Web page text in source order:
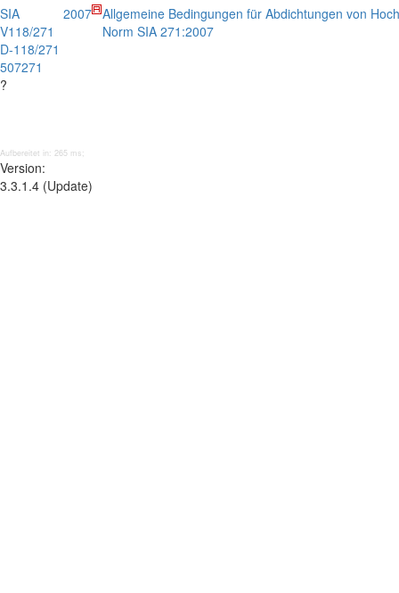
SIA
V118/271
D-118/271
507271
?
2007 Allgemeine Bedingungen für Abdichtungen von
Norm SIA 271:2007
Aufbereitet in: 265 ms;
Version:
3.3.1.4 (Update)